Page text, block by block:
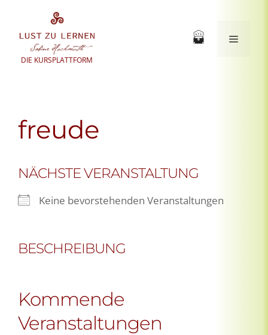
springen
DIE KURSPLATTFORM
Menü
freude
NÄCHSTE VERANSTALTUNG
Keine bevorstehenden Veranstaltungen
BESCHREIBUNG
Kommende
Veranstaltungen